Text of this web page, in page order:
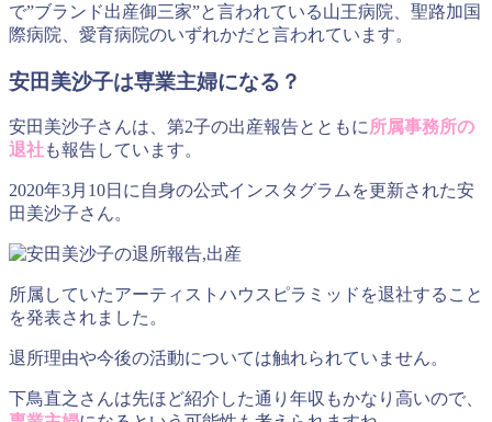
で”ブランド出産御三家”と言われている山王病院
聖路加国
際病院
愛育病院のいずれかだと言われています。
安田美沙子は専業主婦になる？
安田美沙子さんは、第2子の出産報告とともに所属事務所の
退社も報告しています。
2020年3月10日に自身の公式インスタグラムを更新された安
田美沙子さん。
所属していたアーティストハウスピラミッドを退社すること
を発表されました。
退所理由や今後の活動については触れられていません。
下鳥直之さんは先ほど紹介した通り年収もかなり高いので、